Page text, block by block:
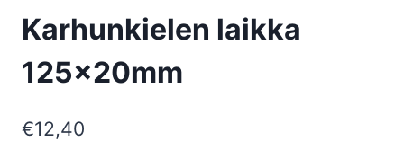
Karhunkielen laikka
125x20mm
€12,40